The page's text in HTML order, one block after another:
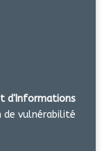
d'Informations
de vulnérabilité